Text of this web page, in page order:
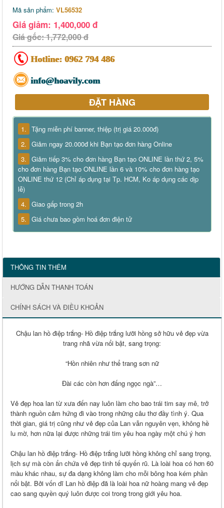
Mã sản phẩm: VL56532
Giá giảm: 1,400,000 đ
Giá gốc: 1,772,000 đ
Hotline: 0962 794 486
info@hoavily.com
ĐẶT HÀNG
1. Tặng miễn phí banner, thiệp (trị giá 20.000đ)
2. Giảm ngay 20.000đ khi Bạn tạo đơn hàng Online
3. Giảm tiếp 3% cho đơn hàng Bạn tạo ONLINE lần thứ 2, 5%
cho đơn hàng Bạn tạo ONLINE lần 6 và 10% cho đơn hàng tạo
ONLINE thứ 12 (Chỉ áp dụng tại Tp. HCM, Ko áp dụng các dịp
lễ)
4. Giao gấp trong 2h
5. Giá chưa bao gồm hoá đơn điện tử
THÔNG TIN THÊM
HƯỚNG DẪN THANH TOÁN
CHÍNH SÁCH VÀ ĐIỀU KHOẢN
Chậu lan hồ điệp trắng- Hồ điệp trắng lưỡi hồng sở hữu vẻ đẹp vừa
trang nhã vừa nổi bật, sang trọng:
“Hồn nhiên như thể trang sơn nữ
Đài các còn hơn đấng ngọc ngà”…
Vẻ đẹp hoa lan từ xưa đến nay luôn làm cho bao trái tim say mê, trở
thành nguồn cảm hứng đi vào trong những câu thơ đầy tình ý. Qua
thời gian, giá trị cũng như vẻ đẹp của Lan vẫn nguyên vẹn, không hề
lu mờ, hơn nữa lại được những trái tim yêu hoa ngày một chú ý hơn
Chậu lan hồ điệp trắng- Hồ điệp trắng lưỡi hồng không chỉ sang trọng,
lịch sự mà còn ẩn chứa vẻ đẹp tinh tế quyến rũ. Là loài hoa có hơn 60
màu khác nhau, sự đa dạng không làm cho mỗi bông hoa kém phần
nổi bật. Bởi vốn dĩ Lan hồ điệp đã là loài hoa nữ hoàng mang vẻ đẹp
cao sang quyền quý luôn được coi trong trong giới yêu hoa.